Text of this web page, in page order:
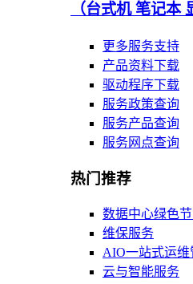
（台式机 笔记本
更多服务支持
产品资料下载
驱动程序下载
服务政策查询
服务产品查询
服务网点查询
热门推荐
数据中心绿色
维保服务
AIO一站式运维
云与智能服务